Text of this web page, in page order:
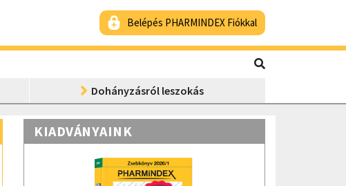
Belépés PHARMINDEX Fiókkal
Dohányzásról leszokás
KIADVÁNYAINK